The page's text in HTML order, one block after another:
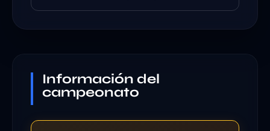
Información del
campeonato